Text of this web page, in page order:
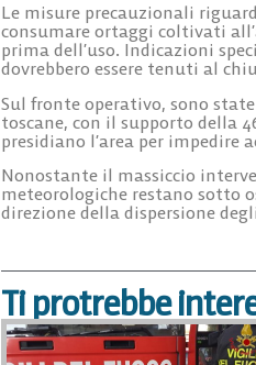
Le misure precauzionali
consumare ortaggi coltivati
prima dell’uso. Indicazioni
dovrebbero essere tenuti al
Sul fronte operativo, sono
toscane, con il supporto della
presidiano l’area per impedire
Nonostante il massiccio
meteorologiche restano sotto
direzione della dispersione
Ti protrebbe